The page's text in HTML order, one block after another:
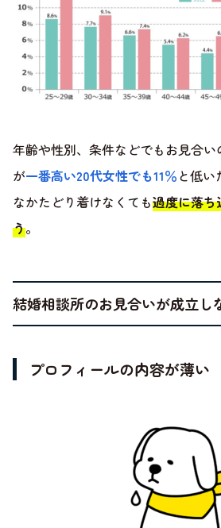
年齢や性別、条件などでもお見合
が一番高い20代女性でも11％と低
なかたどり着けなくても過度に落ち
う。
結婚相談所のお見合いが成立し
プロフィールの内容が薄い